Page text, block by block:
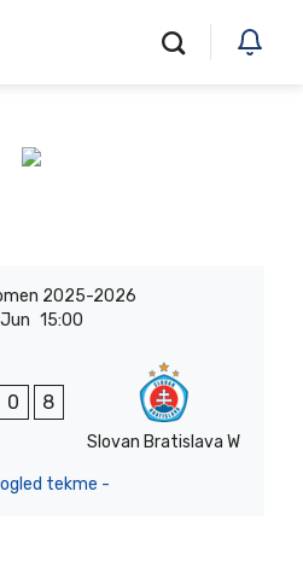
2025-2026
15:00
0 8
Slovan Bratislava W
tekme -